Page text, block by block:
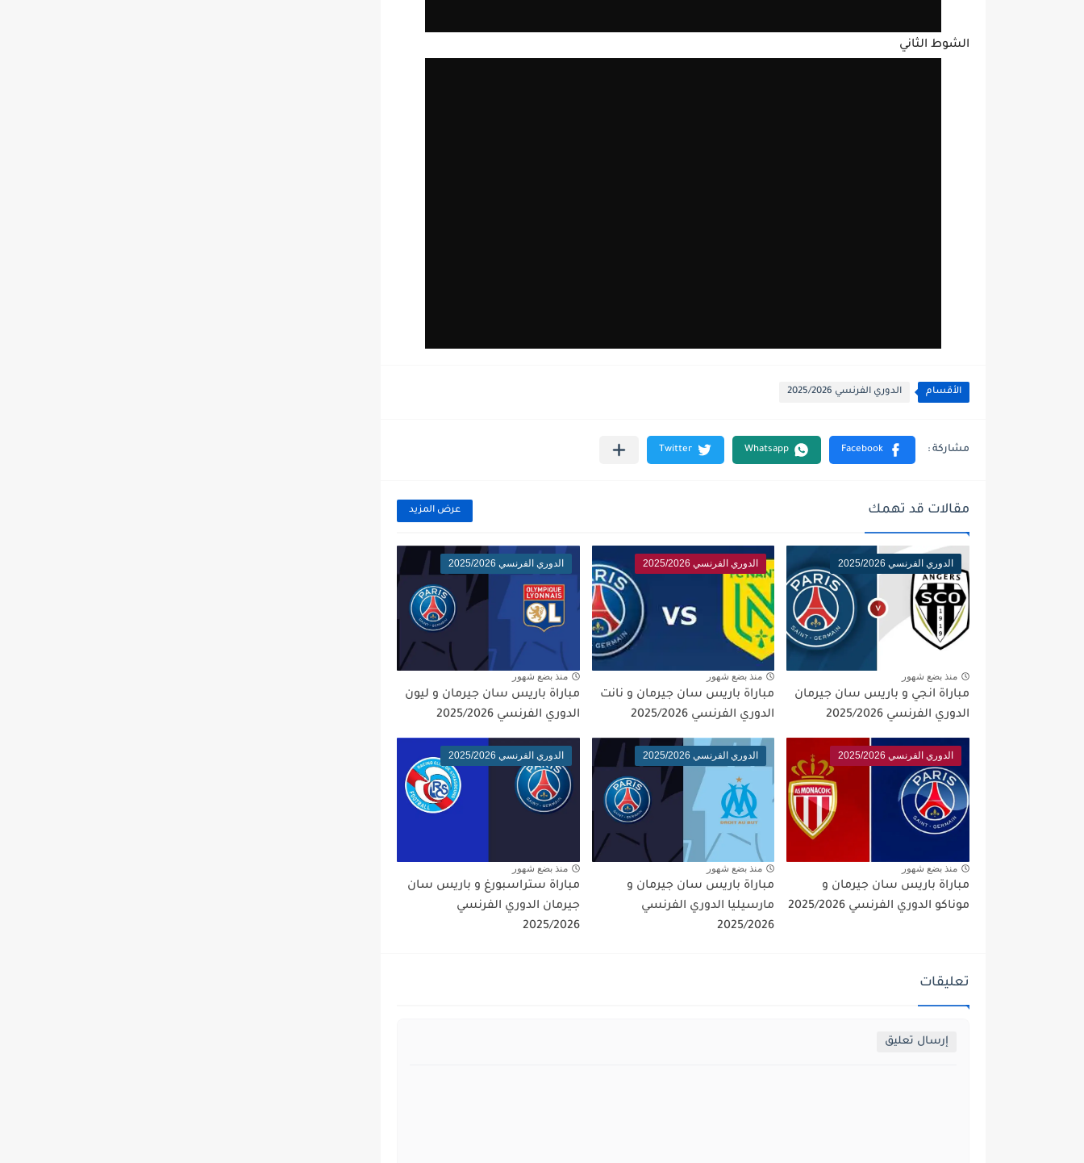
الشوط الثاني
الأقسام الدوري الفرنسي 2025/2026
مقالات قد تهمك عرض المزيد
الدوري الفرنسي 2025/2026
منذ بضع شهور
مباراة انجي و باريس سان جيرمان
الدوري الفرنسي 2025/2026
الدوري الفرنسي 2025/2026
منذ بضع شهور
مباراة باريس سان جيرمان و نانت
الدوري الفرنسي 2025/2026
الدوري الفرنسي 2025/2026
منذ بضع شهور
مباراة باريس سان جيرمان و ليون
الدوري الفرنسي 2025/2026
الدوري الفرنسي 2025/2026
منذ بضع شهور
مباراة باريس سان جيرمان و
موناكو الدوري الفرنسي 2025/2026
الدوري الفرنسي 2025/2026
منذ بضع شهور
مباراة باريس سان جيرمان و
مارسيليا الدوري الفرنسي
2025/2026
الدوري الفرنسي 2025/2026
منذ بضع شهور
مباراة ستراسبورغ و باريس سان
جيرمان الدوري الفرنسي
2025/2026
تعليقات
إرسال تعليق